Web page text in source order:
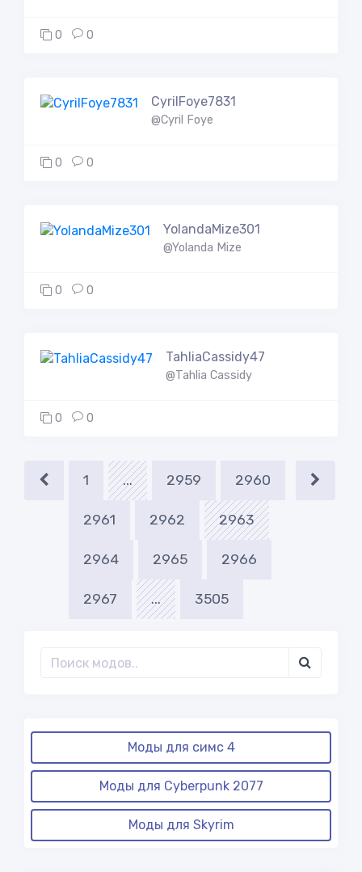
0 0
CyrilFoye7831
@Cyril Foye
0 0
YolandaMize301
@Yolanda Mize
0 0
TahliaCassidy47
@Tahlia Cassidy
0 0
1 ... 2959 2960
2961 2962 2963
2964 2965 2966
2967 ... 3505
Моды для симс 4
Моды для Cyberpunk 2077
Моды для Skyrim